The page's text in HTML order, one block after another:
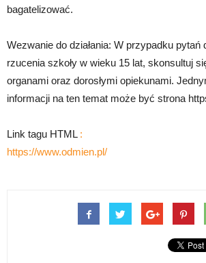
bagatelizować.
Wezwanie do działania: W przypadku
rzucenia szkoły w wieku 15 lat, skonsultuj
organami oraz dorosłymi opiekunami.
informacji na ten temat może być strona
Link tagu HTML :
https://www.odmien.pl/